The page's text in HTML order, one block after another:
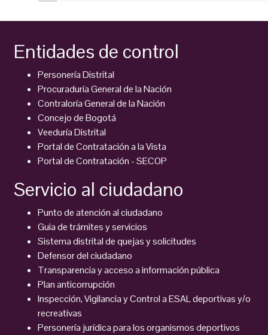
Entidades de control
Personería Distrital
Procuraduría General de la Nación
Contraloría General de la Nación
Concejo de Bogotá
Veeduría Distrital
Portal de Contratación a la Vista
Portal de Contratación - SECOP
Servicio al ciudadano
Punto de atención al ciudadano
Guia de trámites y servicios
Sistema distrital de quejas y solicitudes
Defensor del ciudadano
Transparencia y acceso a información pública
Plan anticorrupción
Inspección, Vigilancia y Control a ESAL deportivas y/o
recreativas
Personería jurídica para los organismos deportivos